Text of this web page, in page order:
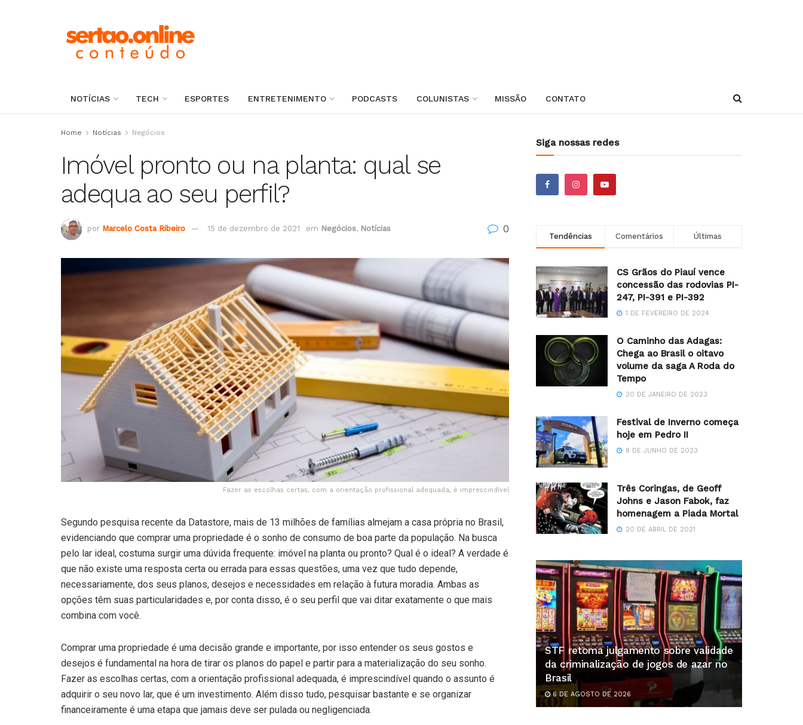
NOTÍCIAS TECH ESPORTES ENTRETENIMENTO PODCASTS COLUNISTAS MISSÃO CONTATO
Home Notícias Negócios
Imóvel pronto ou na planta: qual se
adequa ao seu perfil?
por Marcelo Costa Ribeiro 15 de dezembro de 2021 em Negócios, Notícias 0
Fazer as escolhas certas, com a orientação profissional adequada, é imprescindível
Segundo pesquisa recente da Datastore, mais de 13 milhões de famílias almejam a casa própria no Brasil,
evidenciando que comprar uma propriedade é o sonho de consumo de boa parte da população. Na busca
pelo lar ideal, costuma surgir uma dúvida frequente: imóvel na planta ou pronto? Qual é o ideal? A verdade é
que não existe uma resposta certa ou errada para essas questões, uma vez que tudo depende,
necessariamente, dos seus planos, desejos e necessidades em relação à futura moradia. Ambas as
opções têm suas particularidades e, por conta disso, é o seu perfil que vai ditar exatamente o que mais
combina com você.
Comprar uma propriedade é uma decisão grande e importante, por isso entender os seus gostos e
desejos é fundamental na hora de tirar os planos do papel e partir para a materialização do seu sonho.
Fazer as escolhas certas, com a orientação profissional adequada, é imprescindível quando o assunto é
adquirir o seu novo lar, que é um investimento. Além disso tudo, pesquisar bastante e se organizar
financeiramente é uma etapa que jamais deve ser pulada ou negligenciada.
Siga nossas redes
Tendências Comentários Últimas
CS Grãos do Piauí vence
concessão das rodovias PI-
247, PI-391 e PI-392
1 DE FEVEREIRO DE 2024
O Caminho das Adagas:
Chega ao Brasil o oitavo
volume da saga A Roda do
Tempo
30 DE JANEIRO DE 2023
Festival de Inverno começa
hoje em Pedro II
8 DE JUNHO DE 2023
Três Coringas, de Geoff
Johns e Jason Fabok, faz
homenagem a Piada Mortal
20 DE ABRIL DE 2021
STF retoma julgamento sobre validade
da criminalização de jogos de azar no
Brasil
6 DE AGOSTO DE 2026